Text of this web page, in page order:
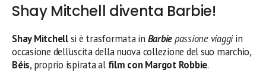
Shay Mitchell diventa Barbie!
Shay Mitchellsi è trasformata in Barbiepassione viaggiin
occasione dell’uscita della nuova collezione del suo marchio,
Béis, proprio ispirata al film con Margot Robbie.